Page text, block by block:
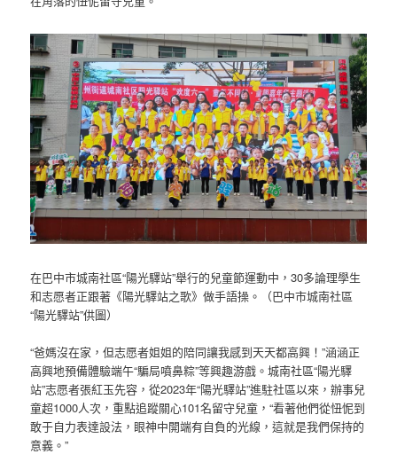
在巴中市城南社區“陽光驛站”舉行的兒童節運動中，30多論理學生
和志愿者正跟著《陽光驛站之歌》做手語操。（巴中市城南社區
“陽光驛站”供圖）
“爸媽沒在家，但志愿者姐姐的陪同讓我感到天天都高興！”涵涵正
高興地預備體驗端午“騙局噴鼻粽”等興趣游戲。城南社區“陽光驛
站”志愿者張紅玉先容，從2023年“陽光驛站”進駐社區以來，辦事兒
童超1000人次，重點追蹤關心101名留守兒童，“看著他們從忸怩到
敢于自力表達設法，眼神中開端有自負的光線，這就是我們保持的
意義。”